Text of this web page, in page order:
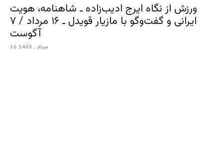
ورزش از نگاه ایرج ادیب‌زاده ـ شاهنامه، هویت
ایرانی و گفت‌وگو با مازیار قویدل ـ ۱۶ مرداد / ۷
آگوست
16 مرداد , 1405